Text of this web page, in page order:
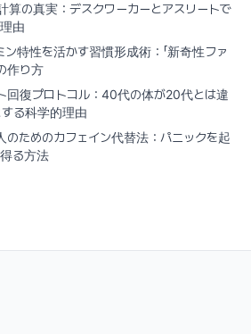
算の真実：デスクワーカーとアスリートで
由
特性を活かす習慣形成術：「新奇性ファ
作り方
回復プロトコル：40代の体が20代とは違
る科学的理由
のためのカフェイン代替法：パニックを起
る方法